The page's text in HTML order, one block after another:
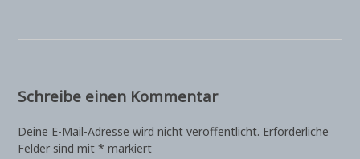
Schreibe einen Kommentar
Deine E-Mail-Adresse wird nicht veröffentlicht. Erforderliche
Felder sind mit* markiert